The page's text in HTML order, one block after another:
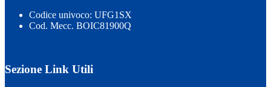
Codice univoco: UFG1SX
Cod. Mecc. BOIC81900Q
Sezione Link Utili